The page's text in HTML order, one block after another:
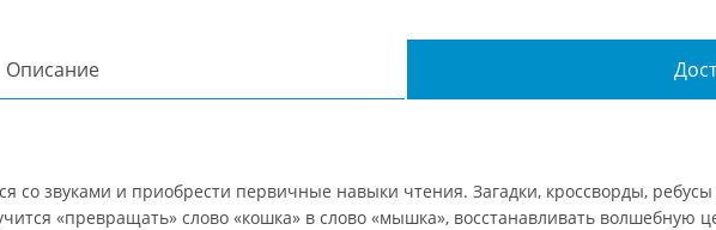
Описание
со звуками и приобрести первичные навыки чтения. Загадки, кроссворды,
«превращать» слово «кошка» в слово «мышка», восстанавливать волшебную